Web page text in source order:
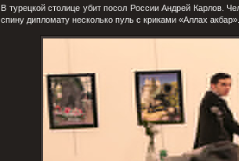
В турецкой столице убит посол России Андрей Карлов.
спину дипломату несколько пуль с криками «Аллах